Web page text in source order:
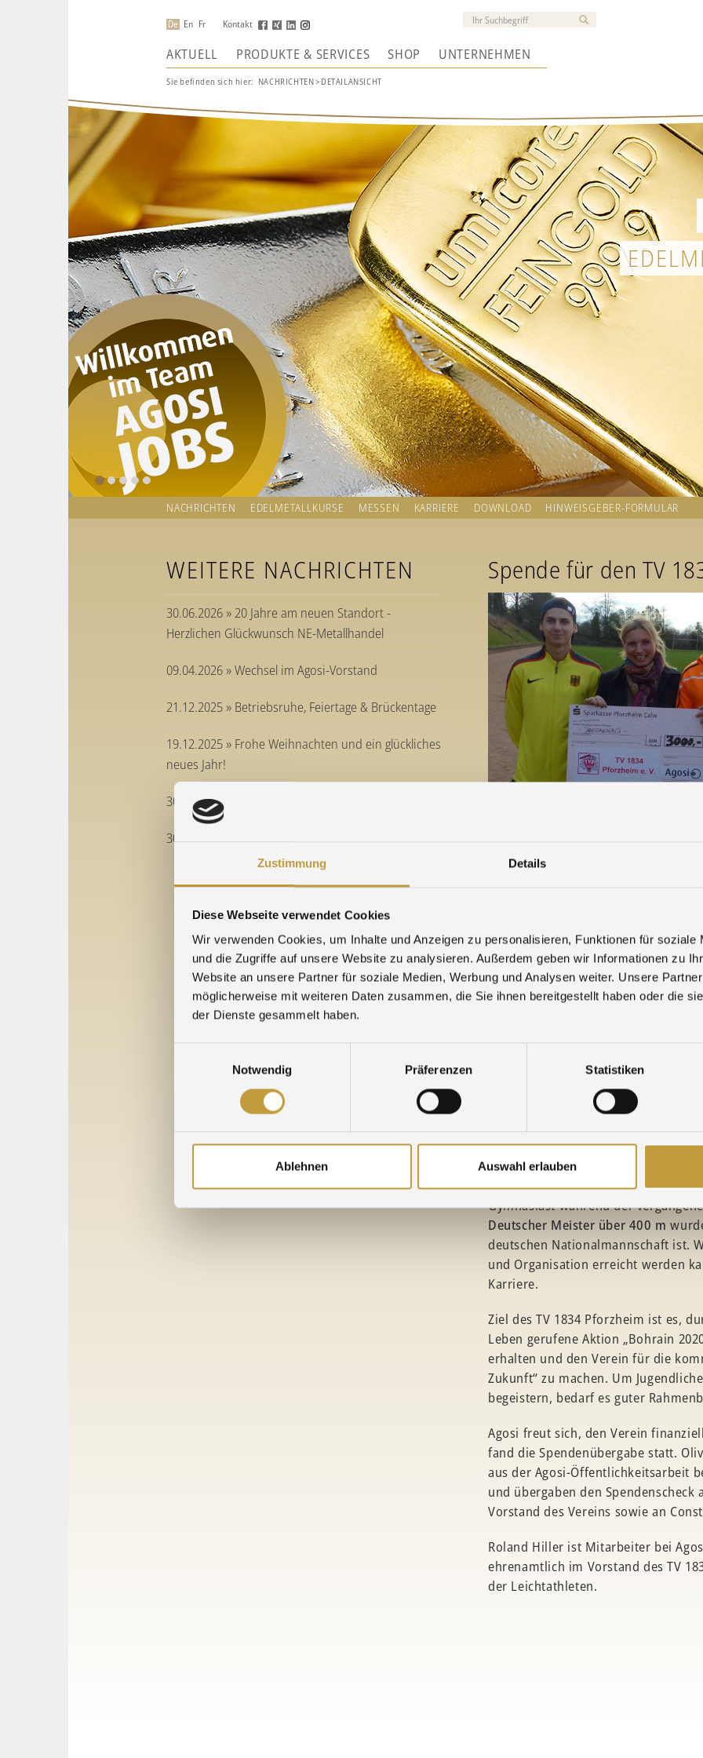
Zustimmung Details
Diese Webseite verwendet Cookies
Wir verwenden Cookies, um Inhalte und Anzeigen zu personalisieren, Funktionen für soziale
und die Zugriffe auf unsere Website zu analysieren. Außerdem geben wir Informationen zu
Website an unsere Partner für soziale Medien, Werbung und Analysen weiter. Unsere
möglicherweise mit weiteren Daten zusammen, die Sie ihnen bereitgestellt haben oder die
der Dienste gesammelt haben.
Notwendig
Präferenzen Statistiken
Ablehnen Auswahl erlauben
De En Fr Kontakt
AKTUELL PRODUKTE & SERVICES SHOP UNTERNEHMEN
Sie befinden sich hier: NACHRICHTEN> DETAILANSICHT
NACHRICHTEN EDELMETALLKURSE MESSEN KARRIERE DOWNLOAD HINWEISGEBER-FORMULAR
WEITERE NACHRICHTEN
30.06.2026 » 20 Jahre am neuen Standort -
Herzlichen Glückwunsch NE-Metallhandel
09.04.2026 » Wechsel im Agosi-Vorstand
21.12.2025 » Betriebsruhe, Feiertage & Brückentage
19.12.2025 » Frohe Weihnachten und ein glückliches
neues Jahr!
30.09.2025 » Praxisluft geschnuppert
30.09.2025 » Führungsspitze zu Gast bei Agosi
Ältere Nachrichten »
Spende für den TV
v.l.n.r.: Constantin Preis, Jutta
e. V., der älteste Turnverein Baden-
Vereinsgelände sein Eigen nennen.
Pforzheim fest verwurzelt und trägt
Integration vieler
Neben der bekannten
Ein tolles Beispiel aus dem Bereich
Deutschkenntnisse aus Moldawien
von der Leichtathletikfamilie betreut
in einem kleinen Verein vieles
Gymnasiast während der
Deutscher Meister über 400 m
deutschen Nationalmannschaft ist.
und Organisation erreicht werden
Karriere.
Ziel des TV 1834 Pforzheim ist es,
Leben gerufene Aktion „Bohrain
erhalten und den Verein für die
Zukunft“ zu machen. Um
begeistern, bedarf es guter
Agosi freut sich, den Verein
fand die Spendenübergabe statt.
aus der Agosi-Öffentlichkeitsarbeit
und übergaben den Spendenscheck
Vorstand des Vereins sowie an
Roland Hiller ist Mitarbeiter bei
ehrenamtlich im Vorstand des TV
der Leichtathleten.